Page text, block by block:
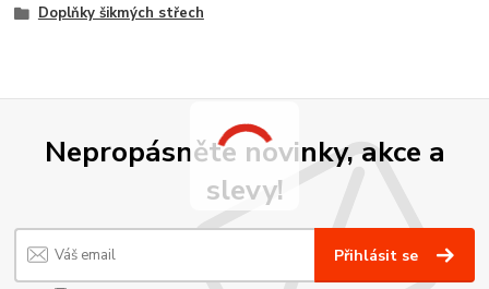
Doplňky šikmých střech
Nepropásněte novinky, akce a
slevy!
Přihlásit se